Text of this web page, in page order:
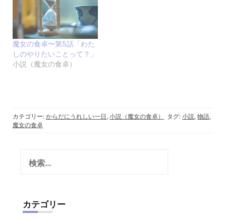
魔女の食卓〜第5話「わた
しのやりたいことって？」
小説（魔女の食卓）
カテゴリー: からだにうれしい一日 , 小説（魔女の食卓） タグ: 小説, 物語,
魔女の食卓
カテゴリー